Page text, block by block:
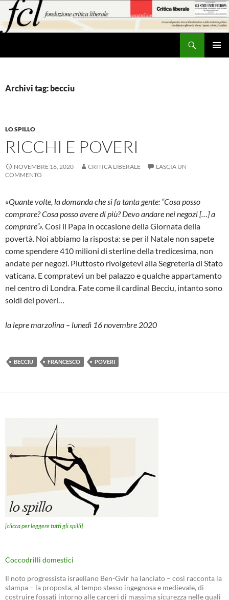
contenuto
Archivi tag: becciu
LO SPILLO
RICCHI E POVERI
NOVEMBRE 16, 2020 CRITICA LIBERALE
LASCIA UN
COMMENTO
«Quante volte, la domanda che si fa tanta gente: “Cosa posso
comprare? Cosa posso avere di più? Devo andare nei negozi […] a
comprare”». Così il Papa in occasione della Giornata della
povertà. Noi abbiamo la risposta: se per il Natale non sapete
come spendere 410 milioni di sterline della tredicesima, non
andate per negozi. Piuttosto rivolgetevi alla Segreteria di Stato
vaticana. E compratevi un bel palazzo e qualche appartamento
nel centro di Londra. Fate come il cardinal Becciu, intanto sono
soldi dei poveri…
la lepre marzolina – lunedì 16 novembre 2020
BECCIU FRANCESCO POVERI
[clicca per leggere tutti gli spilli]
Coccodrilli domestici
Il noto progressista israeliano Ben-Gvir ha lanciato – così racconta la
stampa – la proposta, al tempo stesso ingegnosa e medievale, di
costruire fossati intorno alle carceri di massima sicurezza nelle quali